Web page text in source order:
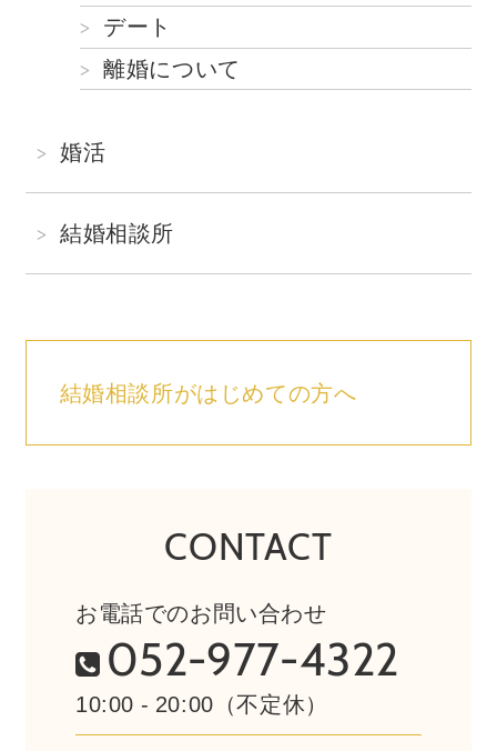
デート
離婚について
婚活
結婚相談所
結婚相談所がはじめての方へ
CONTACT
お電話でのお問い合わせ
052-977-4322
10:00 - 20:00（不定休）